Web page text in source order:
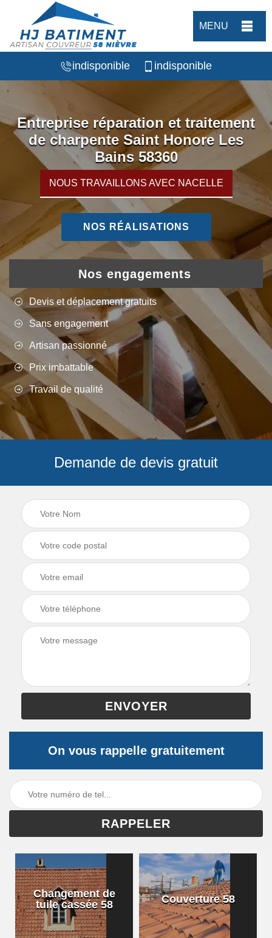
MENU
indisponible indisponible
Entreprise réparation et traitement
de charpente Saint Honore Les
Bains 58360
NOUS TRAVAILLONS AVEC NACELLE
NOS RÉALISATIONS
Nos engagements
Devis et déplacement gratuits
Sans engagement
Artisan passionné
Prix imbattable
Travail de qualité
Demande de devis gratuit
On vous rappelle gratuitement
Changement de
tuile cassée 58
Couverture 58